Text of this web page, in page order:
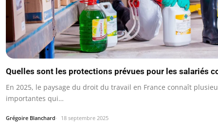
Quelles sont les protections prévues pour les salariés
En 2025, le paysage du droit du travail en France connaît
importantes qui…
Grégoire Blanchard 18 septembre 2025